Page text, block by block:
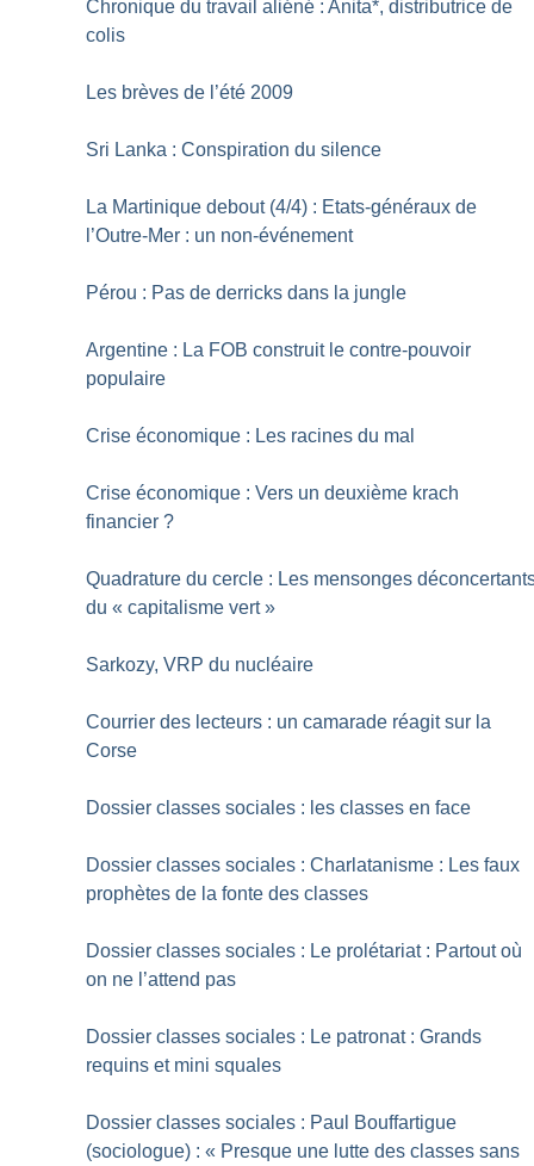
Chronique du travail aliéné : Anita*, distributrice de
colis
Les brèves de l’été 2009
Sri Lanka : Conspiration du silence
La Martinique debout (4/4) : Etats-généraux de
l’Outre-Mer : un non-événement
Pérou : Pas de derricks dans la jungle
Argentine : La FOB construit le contre-pouvoir
populaire
Crise économique : Les racines du mal
Crise économique : Vers un deuxième krach
financier ?
Quadrature du cercle : Les mensonges
du « capitalisme vert »
Sarkozy, VRP du nucléaire
Courrier des lecteurs : un camarade réagit sur la
Corse
Dossier classes sociales : les classes en face
Dossier classes sociales : Charlatanisme : Les faux
prophètes de la fonte des classes
Dossier classes sociales : Le prolétariat : Partout où
on ne l’attend pas
Dossier classes sociales : Le patronat : Grands
requins et mini squales
Dossier classes sociales : Paul Bouffartigue
(sociologue) : « Presque une lutte des classes sans